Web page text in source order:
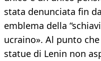
stata denunciata fin
emblema della
ucraino». Al punto
statue di Lenin non